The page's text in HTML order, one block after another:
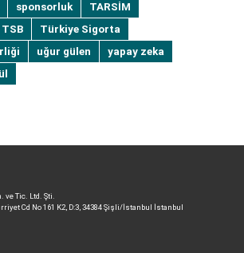
sponsorluk
TARSİM
TSB
Türkiye Sigorta
uğur gülen
yapay zeka
ve Tic. Ltd. Şti.
Cd No 161 K2, D:3, 34384 Şişli/İstanbul İstanbul